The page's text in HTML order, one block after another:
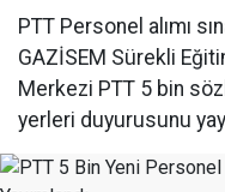
PTT Personel alımı
GAZİSEM Sürekli
Merkezi PTT 5 bin
yerleri duyurusunu